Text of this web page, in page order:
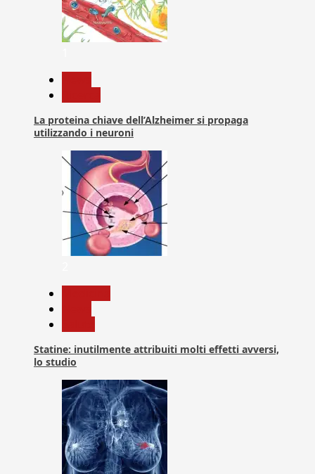
La proteina chiave dell’Alzheimer si propaga
utilizzando i neuroni
Statine: inutilmente attribuiti molti effetti avversi,
lo studio